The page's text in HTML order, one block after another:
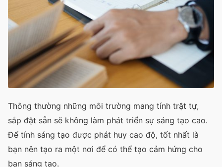
Thông thường những môi trường mang tính trật tự,
sắp đặt sẵn sẽ không làm phát triển sự sáng tạo cao.
Để tính sáng tạo được phát huy cao độ, tốt nhất là
bạn nên tạo ra một nơi để có thể tạo cảm hứng cho
bạn sáng tạo.